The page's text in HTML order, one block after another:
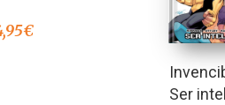
€
Ser